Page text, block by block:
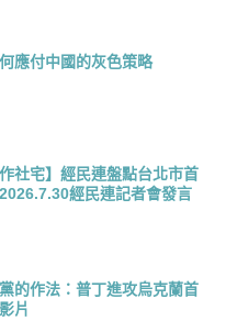
應付中國的灰色策略
社宅】經民連盤點台北市首
經民連記者會發言
的作法：普丁進攻烏克蘭首
片